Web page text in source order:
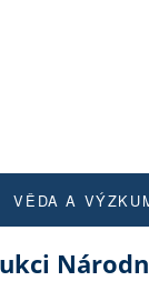
historie
a jak se přihlásit
a magisterské studium
VĚDA A
na FF UK
a výběrová